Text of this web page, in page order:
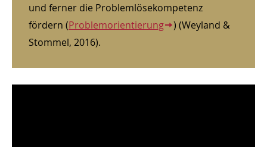
und ferner die Problemlösekompetenz
fördern (Problemorientierung
) (Weyland &
Stommel, 2016).